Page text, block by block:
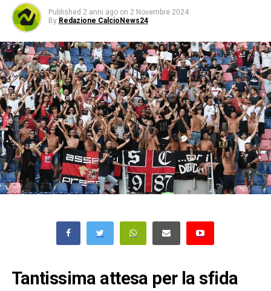
Published 2 anni ago on 2 Novembre 2024
By Redazione CalcioNews24
Tantissima attesa per la sfida